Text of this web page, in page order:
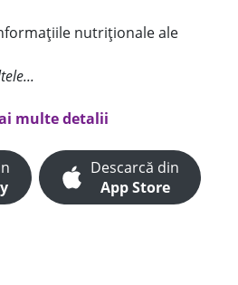
nutriționale ale
multe detalii
Descarcă din
App Store